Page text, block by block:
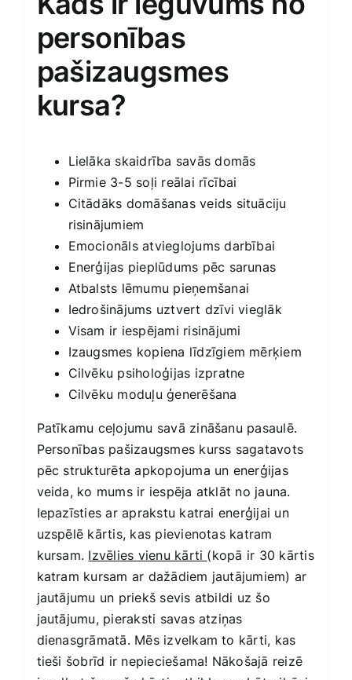
personības
pašizaugsmes
kursa?
Lielāka skaidrība savās domās
Pirmie 3-5 soļi reālai rīcībai
Citādāks domāšanas veids situāciju
risinājumiem
Emocionāls atvieglojums darbībai
Enerģijas pieplūdums pēc sarunas
Atbalsts lēmumu pieņemšanai
Iedrošinājums uztvert dzīvi vieglāk
Visam ir iespējami risinājumi
Izaugsmes kopiena līdzīgiem mērķiem
Cilvēku psiholoģijas izpratne
Cilvēku moduļu ģenerēšana
Patīkamu ceļojumu savā zināšanu pasaulē.
Personības pašizaugsmes kurss sagatavots
pēc strukturēta apkopojuma un enerģijas
veida, ko mums ir iespēja atklāt no jauna.
Iepazīsties ar aprakstu katrai enerģijai un
uzspēlē kārtis, kas pievienotas katram
kursam. Izvēlies vienu kārti (kopā ir 30 kārtis
katram kursam ar dažādiem jautājumiem) ar
jautājumu un priekš sevis atbildi uz šo
jautājumu, pieraksti savas atziņas
dienasgrāmatā. Mēs izvelkam to kārti, kas
tieši šobrīd ir nepieciešama! Nākošajā reizē